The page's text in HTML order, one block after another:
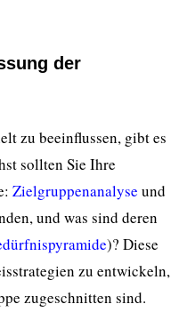
der
zu beeinflussen, gibt es
sollten Sie Ihre
Zielgruppenanalyse und
und was sind deren
)? Diese
zu entwickeln,
zugeschnitten sind.